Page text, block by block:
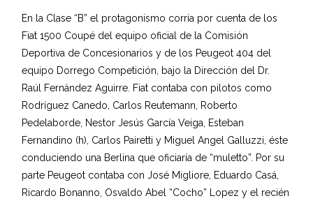
En la Clase “B” el protagonismo corría por cuenta de los
Fiat 1500 Coupé del equipo oficial de la Comisión
Deportiva de Concesionarios y de los Peugeot 404 del
equipo Dorrego Competición, bajo la Dirección del Dr.
Raúl Fernández Aguirre. Fiat contaba con pilotos como
Rodríguez Canedo, Carlos Reutemann, Roberto
Pedelaborde, Nestor Jesús García Veiga, Esteban
Fernandino (h), Carlos Pairetti y Miguel Angel Galluzzi, éste
conduciendo una Berlina que oficiaría de “muletto”. Por su
parte Peugeot contaba con José Migliore, Eduardo Casá,
Ricardo Bonanno, Osvaldo Abel “Cocho” Lopez y el recién